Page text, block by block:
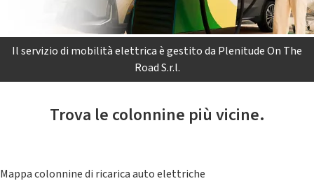
Il servizio di mobilità elettrica è gestito da Plenitude On The
Road S.r.l.
Trova le colonnine più vicine.
Mappa colonnine di ricarica auto elettriche